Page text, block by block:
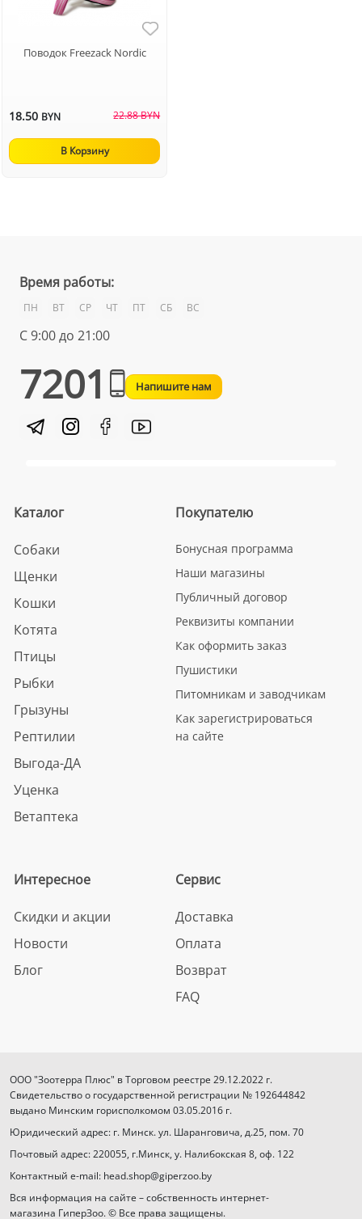
Поводок Freezack Nordic
18.50 BYN 22.88 BYN
В Корзину
Время работы:
ПН ВТ СР ЧТ ПТ СБ ВС
С 9:00 до 21:00
7201 Напишите нам
Каталог
Собаки
Щенки
Кошки
Котята
Птицы
Рыбки
Грызуны
Рептилии
Выгода-ДА
Уценка
Ветаптека
Покупателю
Бонусная программа
Наши магазины
Публичный договор
Реквизиты компании
Как оформить заказ
Пушистики
Питомникам и заводчикам
Как зарегистрироваться
на сайте
Интересное
Скидки и акции
Новости
Блог
Сервис
Доставка
Оплата
Возврат
FAQ
ООО "Зоотерра Плюс" в Торговом реестре 29.12.2022 г.
Свидетельство о государственной регистрации № 192644842
выдано Минским горисполкомом 03.05.2016 г.
Юридический адрес: г. Минск. ул. Шаранговича, д.25, пом. 70
Почтовый адрес: 220055, г.Минск, у. Налибокская 8, оф. 122
Контактный e-mail: head.shop@giperzoo.by
Вся информация на сайте – собственность интернет-
магазина ГиперЗоо. © Все права защищены.